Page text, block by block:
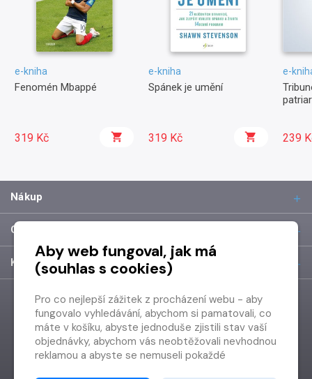
e-kniha
Fenomén Mbappé
319 Kč
e-kniha
Spánek je umění
319 Kč
e-
239
Nákup
O společnosti
Kontakt
Aby web fungoval, jak má
(souhlas s cookies)
Pro co nejlepší zážitek z procházení webu - aby
fungovalo vyhledávání, abychom si pamatovali, co
máte v košíku, abyste jednoduše zjistili stav vaší
objednávky, abychom vás neobtěžovali nevhodnou
reklamou a abyste se nemuseli pokaždé